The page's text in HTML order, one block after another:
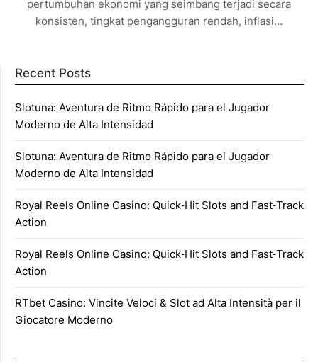
pertumbuhan ekonomi yang seimbang terjadi secara
konsisten, tingkat pengangguran rendah, inflasi…
Recent Posts
Slotuna: Aventura de Ritmo Rápido para el Jugador
Moderno de Alta Intensidad
Slotuna: Aventura de Ritmo Rápido para el Jugador
Moderno de Alta Intensidad
Royal Reels Online Casino: Quick‑Hit Slots and Fast‑Track
Action
Royal Reels Online Casino: Quick‑Hit Slots and Fast‑Track
Action
RTbet Casino: Vincite Veloci & Slot ad Alta Intensità per il
Giocatore Moderno